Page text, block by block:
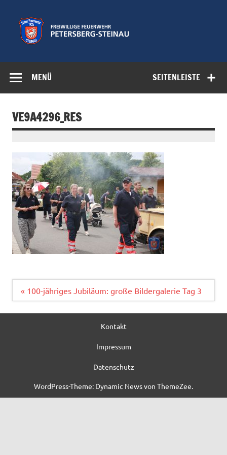
springen
Feuerwehr
Petersberg-
SEITENLEISTE
MENÜ
VE9A4296_RES
Beitragsnavigation
« 100-jähriges Jubiläum: große Bildergalerie Tag 3
Kontakt
Impressum
Datenschutz
WordPress-Theme: Dynamic News von ThemeZee.